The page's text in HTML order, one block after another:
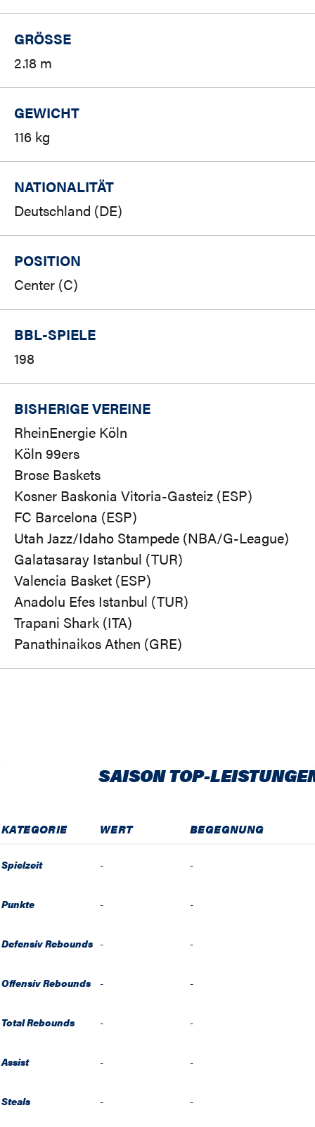
GRÖSSE
2.18 m
GEWICHT
116 kg
NATIONALITÄT
Deutschland (DE)
POSITION
Center (C)
BBL-SPIELE
198
BISHERIGE VEREINE
RheinEnergie Köln
Köln 99ers
Brose Baskets
Kosner Baskonia Vitoria-Gasteiz (ESP)
FC Barcelona (ESP)
Utah Jazz/Idaho Stampede (NBA/G-League)
Galatasaray Istanbul (TUR)
Valencia Basket (ESP)
Anadolu Efes Istanbul (TUR)
Trapani Shark (ITA)
Panathinaikos Athen (GRE)
SAISON TOP-
KATEGORIE WERT BEGEGNUNG
Spielzeit - -
Punkte - -
Defensiv Rebounds - -
Offensiv Rebounds - -
Total Rebounds - -
Assist - -
Steals - -